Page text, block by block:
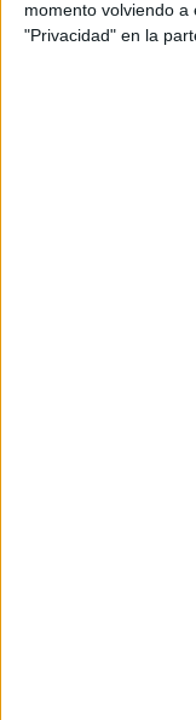
momento volviendo a
"Privacidad" en la
Grado Combinado